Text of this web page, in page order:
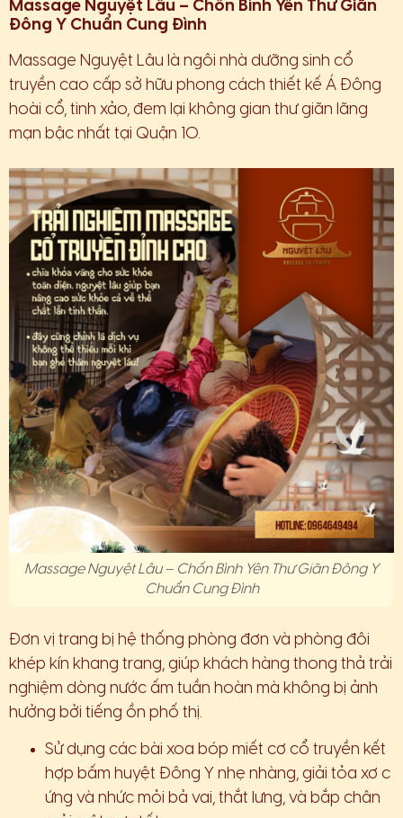
Massage Nguyệt Lâu – Chốn Bình Yên Thư Giãn
Đông Y Chuẩn Cung Đình
Massage Nguyệt Lâu là ngôi nhà dưỡng sinh cổ
truyền cao cấp sở hữu phong cách thiết kế Á Đông
hoài cổ, tinh xảo, đem lại không gian thư giãn lãng
mạn bậc nhất tại Quận 10.
Massage Nguyệt Lâu – Chốn Bình Yên Thư Giãn Đông Y
Chuẩn Cung Đình
Đơn vị trang bị hệ thống phòng đơn và phòng đôi
khép kín khang trang, giúp khách hàng thong thả trải
nghiệm dòng nước ấm tuần hoàn mà không bị ảnh
hưởng bởi tiếng ồn phố thị.
Sử dụng các bài xoa bóp miết cơ cổ truyền kết
hợp bấm huyệt Đông Y nhẹ nhàng, giải tỏa xơ c
ứng và nhức mỏi bả vai, thắt lưng, và bắp chân